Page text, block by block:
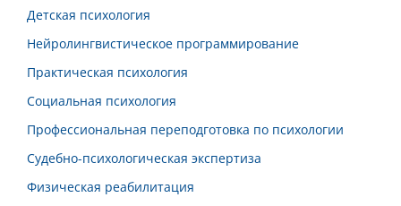
Детская психология
Нейролингвистическое программирование
Практическая психология
Социальная психология
Профессиональная переподготовка по психологии
Судебно-психологическая экспертиза
Физическая реабилитация